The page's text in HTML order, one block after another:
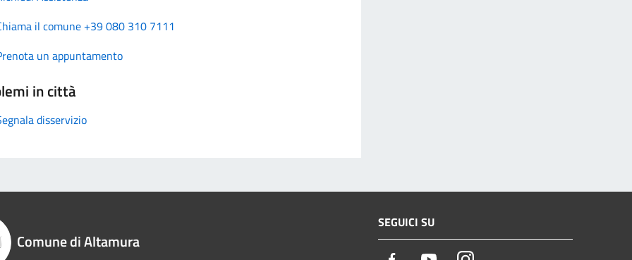
il comune +39 080 310 7111
un appuntamento
in città
disservizio
Comune di Altamura
SEGUICI SU